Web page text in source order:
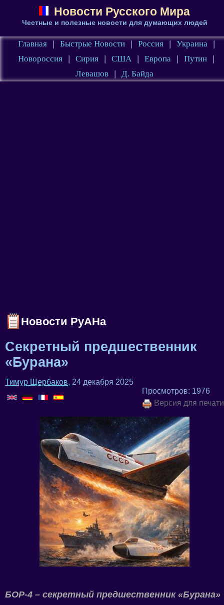
Новости Русского Мира
Честные и полезные новости для думающих людей
Главная | Быстрые Новости | Россия | Украина
|
Новороссия
| Сирия | США | Европа | Путин
|
Левашов
| Д. Байда
Новости РуАНа
Секретный предшественник
«Бурана»
Тимур Щербаков, 24 декабря 2025
Просмотров: 1976
Версия для печати
БОР-4 – секретный предшественник «Бурана»